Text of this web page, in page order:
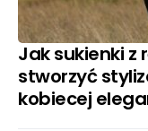
Jak sukienki
stworzyć
kobiecej